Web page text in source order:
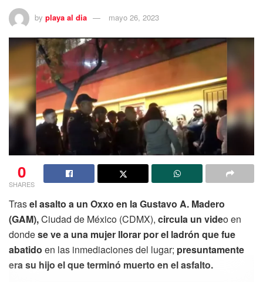
by playa al dia mayo 26, 2023
0
SHARES
Trasel asalto a un Oxxo en la Gustavo A. Madero
(GAM),Ciudad de México (CDMX), circula un video en
dondese ve a una mujer llorar por el ladrón que fue
abatido en las inmediaciones del lugar; presuntamente
era su hijo el que terminó muerto en el asfalto.